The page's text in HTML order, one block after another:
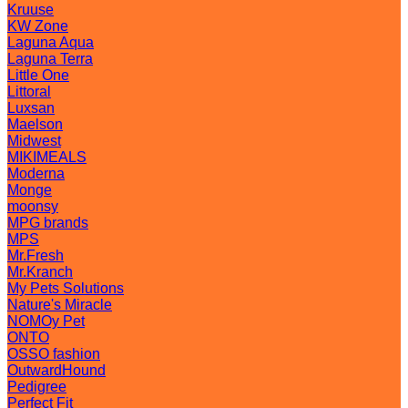
Kruuse
KW Zone
Laguna Aqua
Laguna Terra
Little One
Littoral
Luxsan
Maelson
Midwest
MIKIMEALS
Moderna
Monge
moonsy
MPG brands
MPS
Mr.Fresh
Mr.Kranch
My Pets Solutions
Nature's Miracle
NOMOy Pet
ONTO
OSSO fashion
OutwardHound
Pedigree
Perfect Fit